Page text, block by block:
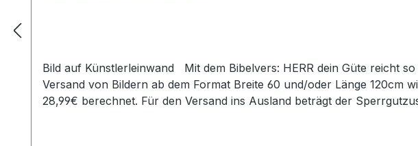
Bild auf Künstlerleinwand Mit dem Bibelvers: HERR dein Güte reicht
Versand von Bildern ab dem Format Breite 60 und/oder Länge
28,99€ berechnet. Für den Versand ins Ausland beträgt der